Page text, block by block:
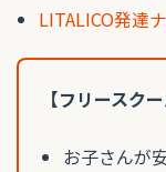
LITALICO発達
【フリースク
お子さんが